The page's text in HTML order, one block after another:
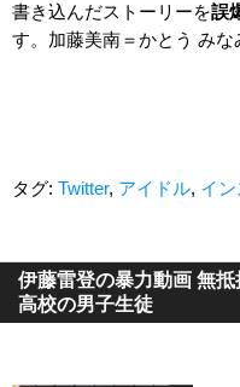
書き込んだストーリーを誤
す。加藤美南＝かとう みな
タグ: Twitter, アイドル, イ
伊藤雷登の暴力動画 無
高校の男子生徒